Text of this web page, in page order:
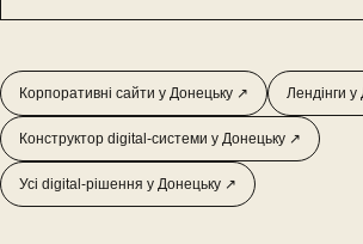
Корпоративні сайти у Донецьку ↗ Лендінги
Конструктор digital-системи у Донецьку ↗
Усі digital-рішення у Донецьку ↗